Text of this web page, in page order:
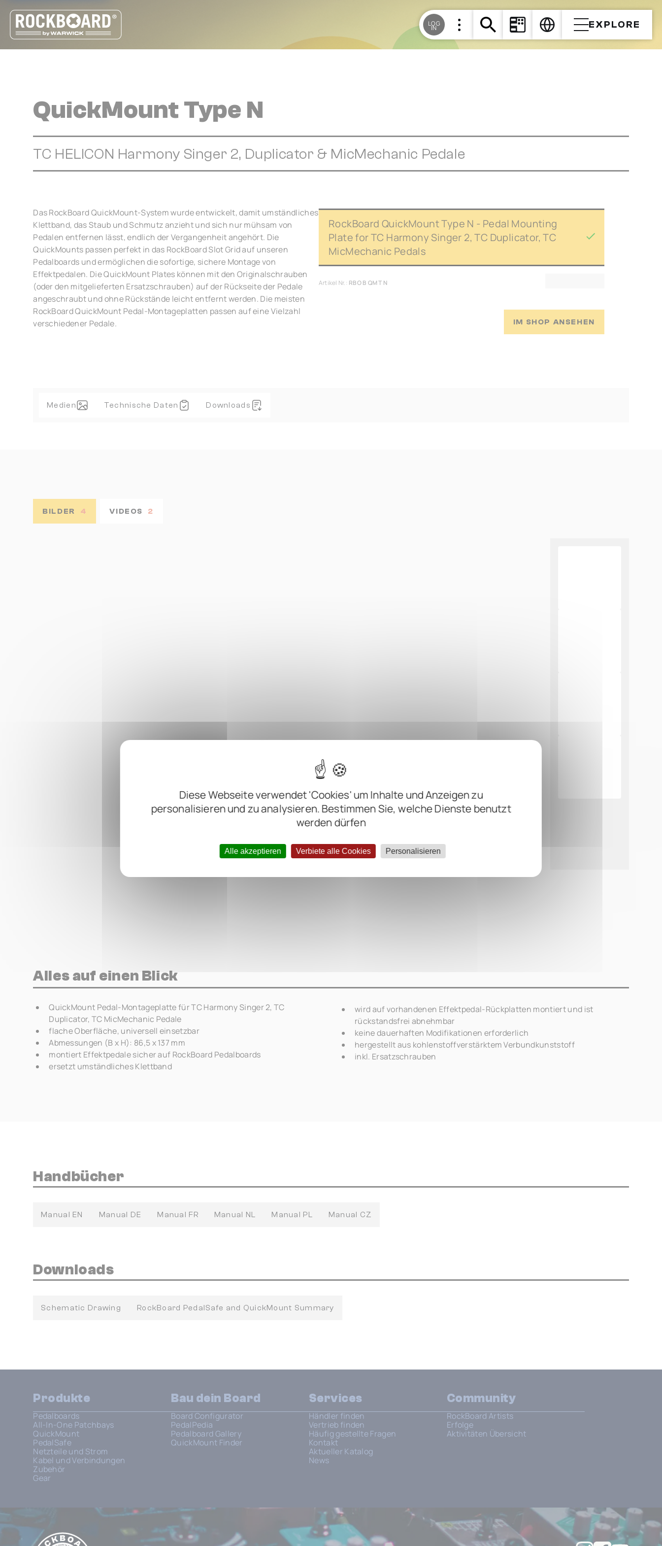
Diese Webseite verwendet 'Cookies' um Inhalte und Anzeigen zu
personalisieren und zu analysieren. Bestimmen Sie, welche Dienste benutzt
werden dürfen
Alle akzeptieren Verbiete alle Cookies Personalisieren
LOG
IN EXPLORE
QuickMount Type N
TC HELICON Harmony Singer 2, Duplicator & MicMechanic Pedale
Das RockBoard QuickMount-System wurde entwickelt, damit umständliches
Klettband, das Staub und Schmutz anzieht und sich nur mühsam von
Pedalen entfernen lässt, endlich der Vergangenheit angehört. Die
QuickMounts passen perfekt in das RockBoard Slot Grid auf unseren
Pedalboards und ermöglichen die sofortige, sichere Montage von
Effektpedalen. Die QuickMount Plates können mit den Originalschrauben
(oder den mitgelieferten Ersatzschrauben) auf der Rückseite der Pedale
angeschraubt und ohne Rückstände leicht entfernt werden. Die meisten
RockBoard QuickMount Pedal-Montageplatten passen auf eine Vielzahl
verschiedener Pedale.
RockBoard QuickMount Type N - Pedal Mounting
Plate for TC Harmony Singer 2, TC Duplicator, TC
MicMechanic Pedals
Artikel Nr.: RBO B QM T N
IM SHOP ANSEHEN
Medien Technische Daten Downloads
BILDER 4 VIDEOS 2
Alles auf einen Blick
QuickMount Pedal-Montageplatte für TC Harmony Singer 2, TC
Duplicator, TC MicMechanic Pedale
flache Oberfläche, universell einsetzbar
Abmessungen (B x H): 86,5 x 137 mm
montiert Effektpedale sicher auf RockBoard Pedalboards
ersetzt umständliches Klettband
wird auf vorhandenen Effektpedal-Rückplatten montiert und ist
rückstandsfrei abnehmbar
keine dauerhaften Modifikationen erforderlich
hergestellt aus kohlenstoffverstärktem Verbundkunststoff
inkl. Ersatzschrauben
Handbücher
Manual EN Manual DE Manual FR Manual NL Manual PL Manual CZ
Downloads
Schematic Drawing RockBoard PedalSafe and QuickMount Summary
Produkte
Pedalboards
All-In-One Patchbays
QuickMount
PedalSafe
Netzteile und Strom
Kabel und Verbindungen
Zubehör
Gear
Bau dein Board
Board Configurator
PedalPedia
Pedalboard Gallery
QuickMount Finder
Services
Händler finden
Vertrieb finden
Häufig gestellte Fragen
Kontakt
Aktueller Katalog
News
Community
RockBoard Artists
Erfolge
Aktivitäten Übersicht